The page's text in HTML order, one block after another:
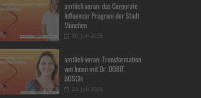
amtlich voran: das Corporate
Influencer Program der Stadt
München
30. Juli 2026
amtlich voran: Transformation
von Innen mit Dr. DORIT
BOSCH
23. Juli 2026